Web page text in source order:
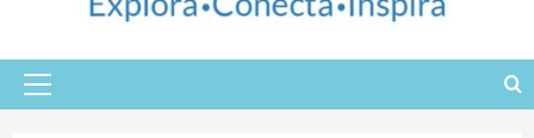
Primary